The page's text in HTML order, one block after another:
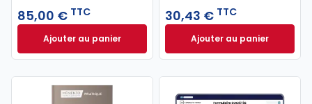
85,00 € TTC
Ajouter au panierPrévention des difficultés et procédures
30,43 € TTC
Ajouter au panier
Indemnisation